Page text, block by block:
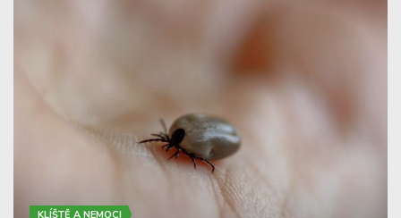
KLÍŠTĚ A NEMOCI